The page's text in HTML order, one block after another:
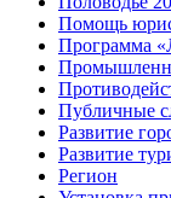
Помощь
Программа
Публичные
Развитие
Развитие
Регион